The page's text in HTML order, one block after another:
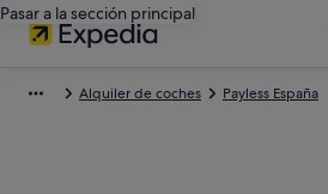
Pasar a la sección principal
Alquiler de coches Payless España